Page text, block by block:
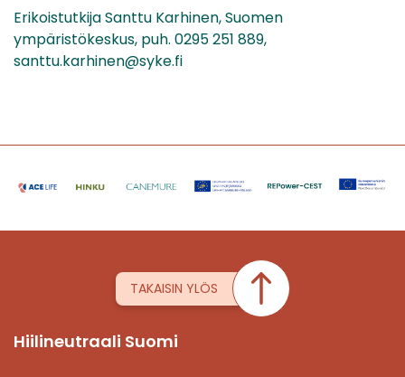
Erikoistutkija Santtu Karhinen, Suomen
ympäristökeskus, puh. 0295 251 889,
santtu.karhinen@syke.fi
TAKAISIN YLÖS
Hiilineutraali Suomi